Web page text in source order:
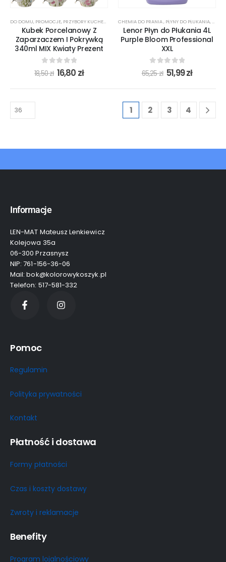
DO DOMU, PROMOCJE, PRZYBORY KUCHENNE
Kubek Porcelanowy Z
Zaparzaczem I Pokrywką
340ml MIX Kwiaty Prezent
0out of 5
18,50zł 16,80 zł
CHEMIA DO PRANIA, PŁYNY DO PŁUKANIA,
Lenor Płyn do Płukania 4L
Purple Bloom Professional
XXL
0out of 5
65,25zł 51,99zł
1 2 3 4
Informacje
LEN-MAT Mateusz Lenkiewicz
Kolejowa 35a
06-300 Przasnysz
NIP: 761-156-36-06
Mail: bok@kolorowykoszyk.pl
Telefon: 517-581-332
Pomoc
Regulamin
Polityka prywatności
Kontakt
Płatność i dostawa
Formy płatności
Czas i koszty dostawy
Zwroty i reklamacje
Benefity
Program lojalnościowy